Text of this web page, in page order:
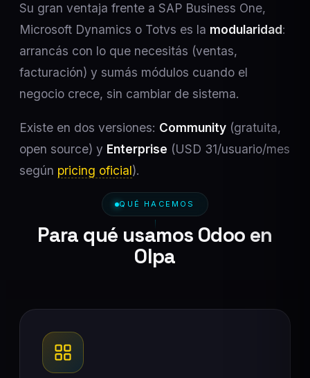
Su gran ventaja frente a SAP Business One,
Microsoft Dynamics o Totvs es la modularidad:
arrancás con lo que necesitás (ventas,
facturación) y sumás módulos cuando el
negocio crece, sin cambiar de sistema.
Existe en dos versiones: Community (gratuita,
open source) y Enterprise (USD 31/usuario/mes
según pricing oficial).
QUÉ HACEMOS
Para qué usamos Odoo en
Olpa